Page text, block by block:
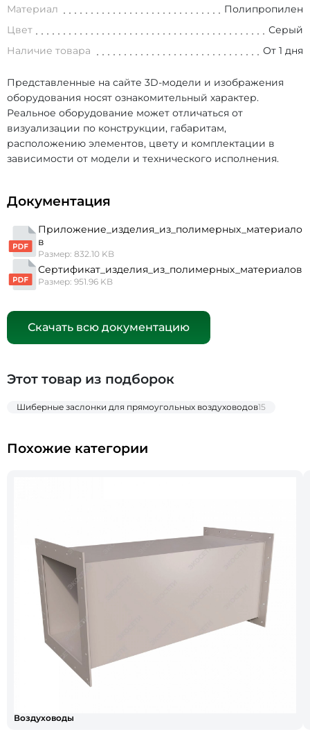
Материал
Полипропилен
Цвет
Серый
Наличие товара
От 1 дня
Представленные на сайте 3D-модели и изображения
оборудования носят ознакомительный характер.
Реальное оборудование может отличаться от
визуализации по конструкции, габаритам,
расположению элементов, цвету и комплектации в
зависимости от модели и технического исполнения.
Документация
Приложение_изделия_из_полимерных_материало
в
Размер: 832.10 KB
Сертификат_изделия_из_полимерных_материалов
Размер: 951.96 KB
Скачать всю документацию
Этот товар из подборок
Шиберные заслонки для прямоугольных воздуховодов15
Похожие категории
Воздуховоды